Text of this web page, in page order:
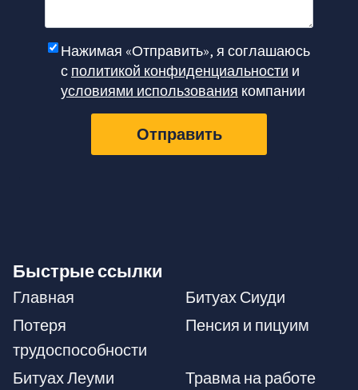
Нажимая «Отправить», я соглашаюсь
с политикой конфиденциальности и
условиями использования компании
Отправить
Быстрые ссылки
Главная
Битуах Сиуди
Потеря
трудоспособности
Пенсия и пицуим
Битуах Леуми
Травма на работе